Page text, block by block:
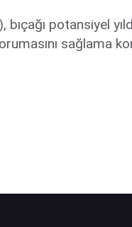
bıçağı potansiyel
sağlama